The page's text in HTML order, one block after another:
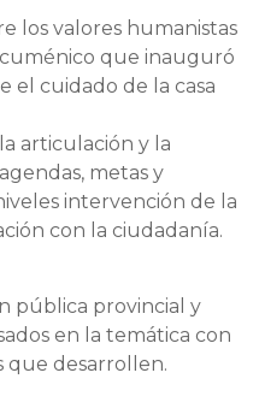
los valores humanistas
que inauguró
el cuidado de la casa
articulación y la
metas y
intervención de la
con la ciudadanía.
pública provincial y
en la temática con
que desarrollen.